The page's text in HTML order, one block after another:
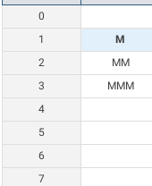
0
1
M
2
MM
3
MMM
4
5
6
7